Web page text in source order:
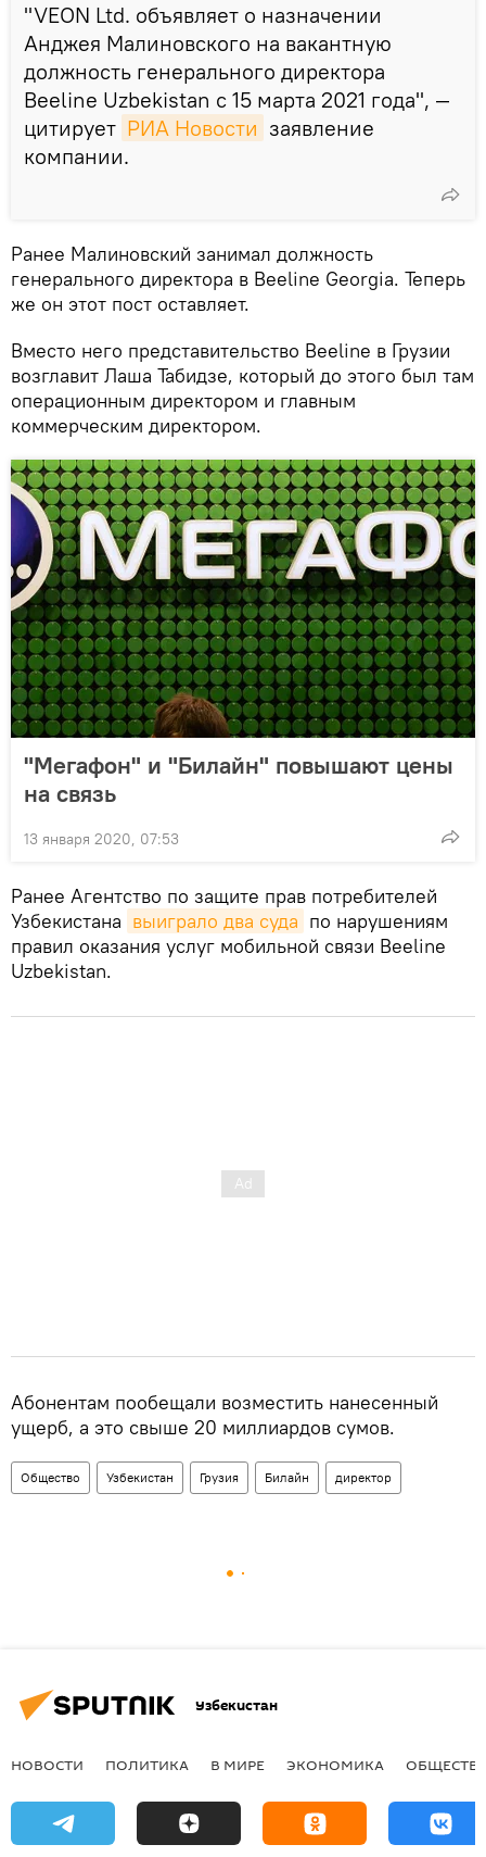
"VEON Ltd. объявляет о назначении
Анджея Малиновского на вакантную
должность генерального директора
Beeline Uzbekistan с 15 марта 2021 года", —
цитирует РИА Новости заявление
компании.
Ранее Малиновский занимал должность
генерального директора в Beeline Georgia. Теперь
же он этот пост оставляет.
Вместо него представительство Beeline в Грузии
возглавит Лаша Табидзе, который до этого был там
операционным директором и главным
коммерческим директором.
"Мегафон" и "Билайн" повышают цены
на связь
13 января 2020, 07:53
Ранее Агентство по защите прав потребителей
Узбекистана выиграло два суда по нарушениям
правил оказания услуг мобильной связи Beeline
Uzbekistan.
Абонентам пообещали возместить нанесенный
ущерб, а это свыше 20 миллиардов сумов.
Общество Узбекистан Грузия Билайн директор
Узбекистан
НОВОСТИ ПОЛИТИКА В МИРЕ ЭКОНОМИКА